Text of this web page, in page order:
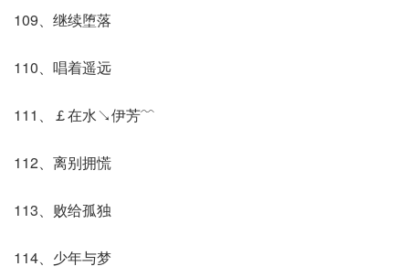
109、继续堕落
110、唱着遥远
111、￡在水↘伊芳﹌
112、离别拥慌
113、败给孤独
114、少年与梦